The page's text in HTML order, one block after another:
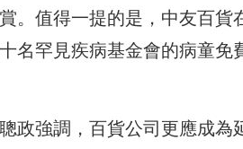
。值得一提的是，中友百貨
名罕見疾病基金會的病童
政強調，百貨公司更應成